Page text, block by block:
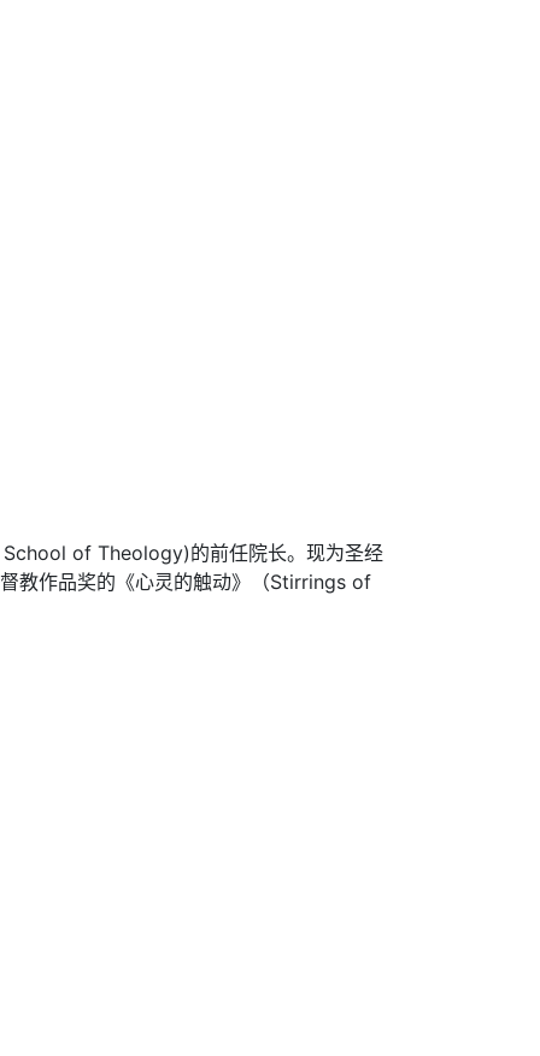
of Theology)的前任院长。现为圣经
教作品奖的《心灵的触动》（Stirrings of